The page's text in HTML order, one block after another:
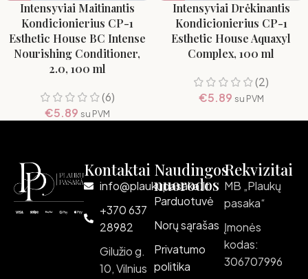
Intensyviai Maitinantis
Kondicionierius CP-1
Esthetic House BC Intense
Nourishing Conditioner,
2.0, 100 ml
(6)
€5.89 su PVM
Intensyviai Drėkinantis
Kondicionierius CP-1
Esthetic House Aquaxyl
Complex, 100 ml
(2)
€5.89 su PVM
Kontaktai
info@plaukupasaka.lt
+370 637
28982
Gilužio g.
10, Vilnius
Naudingos
nuorodos
Parduotuvė
Norų sąrašas
Privatumo
politika
Rekvizitai
MB „Plaukų
pasaka“
Įmonės
kodas:
306707996